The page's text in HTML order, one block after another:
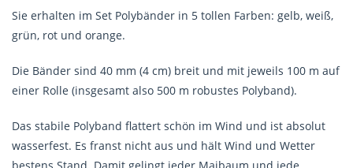
Sie erhalten im Set Polybänder in 5 tollen Farben: gelb, weiß,
grün, rot und orange.
Die Bänder sind 40 mm (4 cm) breit und mit jeweils 100 m auf
einer Rolle (insgesamt also 500 m robustes Polyband).
Das stabile Polyband flattert schön im Wind und ist absolut
wasserfest. Es franst nicht aus und hält Wind und Wetter